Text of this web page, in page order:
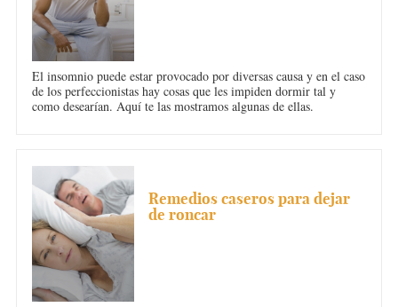
El insomnio puede estar provocado por diversas causa y en el caso
de los perfeccionistas hay cosas que les impiden dormir tal y
como desearían. Aquí te las mostramos algunas de ellas.
Remedios caseros para dejar
de roncar